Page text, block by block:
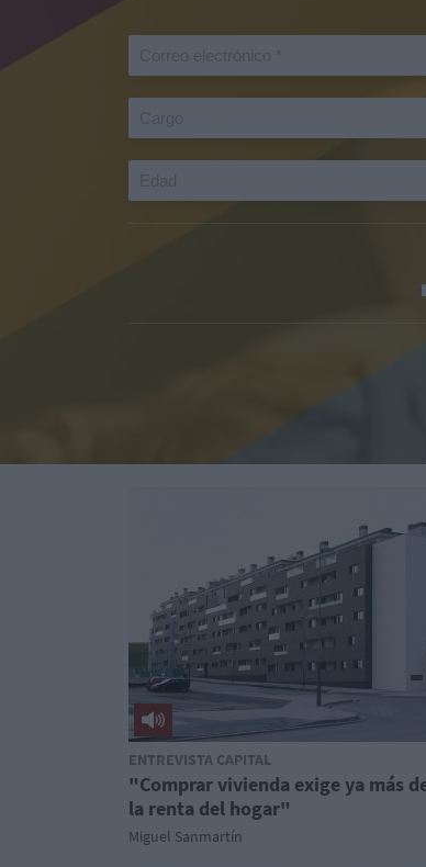
ENTREVISTA CAPITAL
"Comprar vivienda exige ya más
la renta del hogar"
Miguel Sanmartín